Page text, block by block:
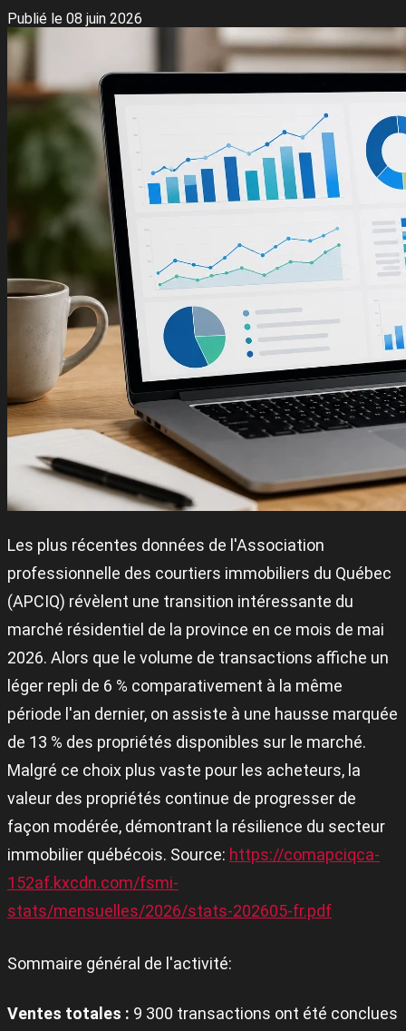
Publié le 08 juin 2026
Les plus récentes données de l'Association
professionnelle des courtiers immobiliers du Québec
(APCIQ) révèlent une transition intéressante du
marché résidentiel de la province en ce mois de mai
2026. Alors que le volume de transactions affiche un
léger repli de 6 % comparativement à la même
période l'an dernier, on assiste à une hausse marquée
de 13 % des propriétés disponibles sur le marché.
Malgré ce choix plus vaste pour les acheteurs, la
valeur des propriétés continue de progresser de
façon modérée, démontrant la résilience du secteur
immobilier québécois. Source: https://comapciqca-
152af.kxcdn.com/fsmi-
stats/mensuelles/2026/stats-202605-fr.pdf
Sommaire général de l'activité:
Ventes totales : 9 300 transactions ont été conclues